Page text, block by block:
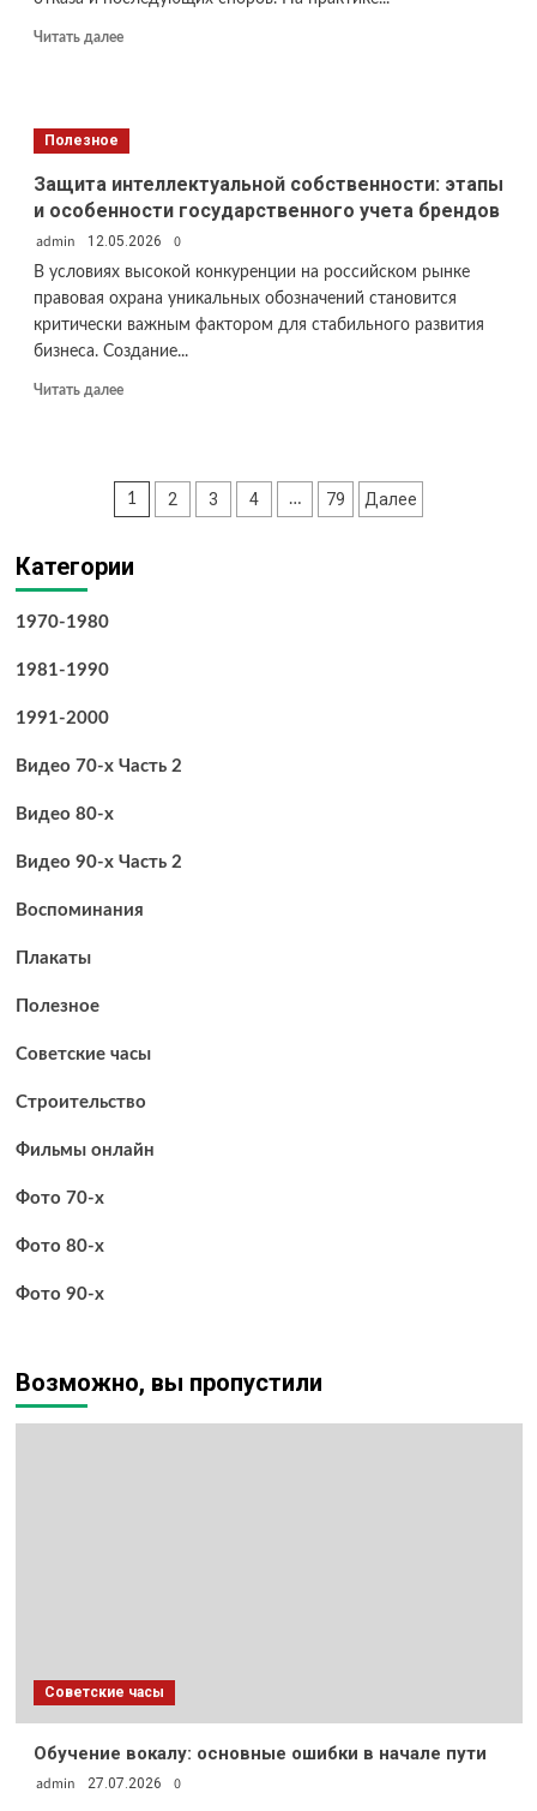
Читать далееПрочитать
проверить
перед
подачей
заявки
Полезное
Защита интеллектуальной собственности: этапы
и особенности государственного учета брендов
admin 12.05.2026 0
В условиях высокой конкуренции на российском рынке
правовая охрана уникальных обозначений становится
критически важным фактором для стабильного развития
бизнеса. Создание...
Читать далееПрочитать
интеллектуальной
собственности:
особенности
Пагинация
1 2 3 4 … 79 Далее
Категории
1970-1980
1981-1990
1991-2000
Видео 70-х Часть 2
Видео 80-х
Видео 90-х Часть 2
Воспоминания
Плакаты
Полезное
Советские часы
Строительство
Фильмы онлайн
Фото 70-х
Фото 80-х
Фото 90-х
Возможно, вы пропустили
Советские часы
Обучение вокалу: основные ошибки в начале пути
admin 27.07.2026 0